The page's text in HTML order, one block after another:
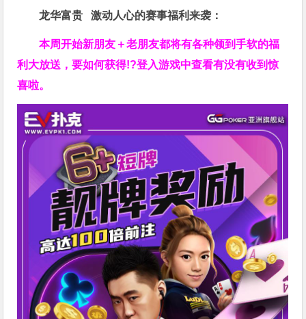
龙华富贵 激动人心的赛事福利来袭：
本周开始新朋友＋老朋友都将有各种领到手软的福
利大放送，要如何获得!?登入游戏中查看有没有收到惊
喜啦。